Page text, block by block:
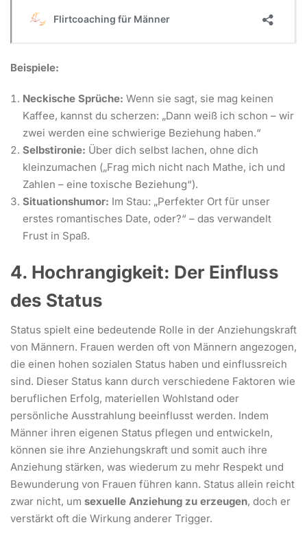
Beispiele:
Neckische Sprüche: Wenn sie sagt, sie mag keinen
Kaffee, kannst du scherzen: „Dann weiß ich schon – wir
zwei werden eine schwierige Beziehung haben.“
Selbstironie: Über dich selbst lachen, ohne dich
kleinzumachen („Frag mich nicht nach Mathe, ich und
Zahlen – eine toxische Beziehung“).
Situationshumor: Im Stau: „Perfekter Ort für unser
erstes romantisches Date, oder?“ – das verwandelt
Frust in Spaß.
4. Hochrangigkeit: Der Einfluss
des Status
Status spielt eine bedeutende Rolle in der Anziehungskraft
von Männern. Frauen werden oft von Männern angezogen,
die einen hohen sozialen Status haben und einflussreich
sind. Dieser Status kann durch verschiedene Faktoren wie
beruflichen Erfolg, materiellen Wohlstand oder
persönliche Ausstrahlung beeinflusst werden. Indem
Männer ihren eigenen Status pflegen und entwickeln,
können sie ihre Anziehungskraft und somit auch ihre
Anziehung stärken, was wiederum zu mehr Respekt und
Bewunderung von Frauen führen kann. Status allein reicht
zwar nicht, um sexuelle Anziehung zu erzeugen, doch er
verstärkt oft die Wirkung anderer Trigger.